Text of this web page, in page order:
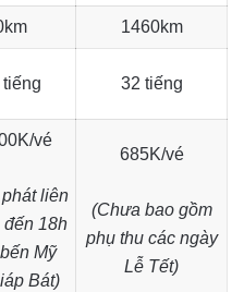
1460km
32 tiếng
vé
liên
đến 18h
Mỹ
Bát)
685K/vé
(Chưa bao gồm
phụ thu các ngày
Lễ Tết)